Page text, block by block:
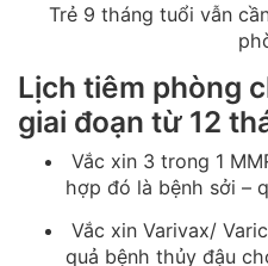
Trẻ 9 tháng tuổi vẫn
Lịch tiêm phòng
giai đoạn từ 12
Vắc xin 3 trong 1
hợp đó là bệnh sởi –
Vắc xin Varivax/
quả bệnh thủy đậu